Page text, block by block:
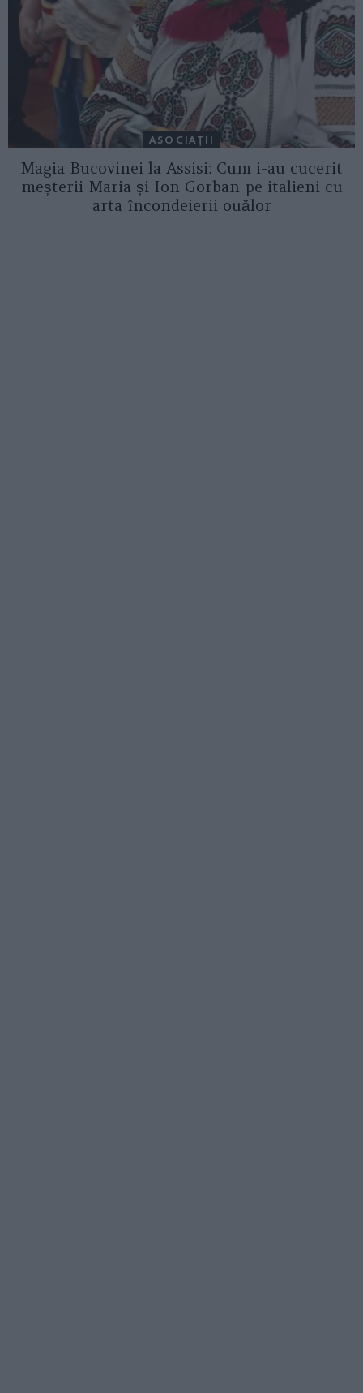
ASOCIAŢII
Magia Bucovinei la Assisi: Cum i-au cucerit
meșterii Maria și Ion Gorban pe italieni cu
arta încondeierii ouălor